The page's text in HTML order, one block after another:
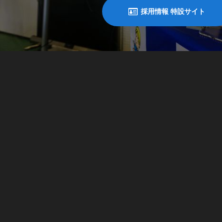
採用情報 特設サイト